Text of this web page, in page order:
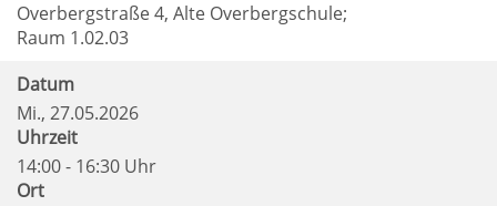
Overbergstraße 4, Alte Overbergschule;
Raum 1.02.03
Datum
Mi., 27.05.2026
Uhrzeit
14:00 - 16:30 Uhr
Ort